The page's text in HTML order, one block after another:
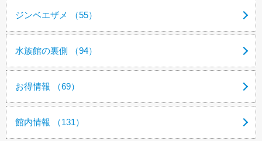
ジンベエザメ （55）
水族館の裏側 （94）
お得情報 （69）
館内情報 （131）